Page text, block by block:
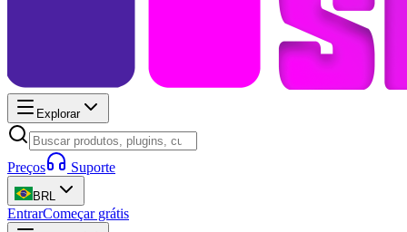
Explorar
Preços Suporte
BRL
EntrarComeçar grátis